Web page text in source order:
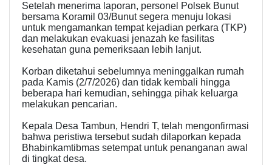
Setelah menerima laporan, personel Polsek Bunut
bersama Koramil 03/Bunut segera menuju lokasi
untuk mengamankan tempat kejadian perkara (TKP)
dan melakukan evakuasi jenazah ke fasilitas
kesehatan guna pemeriksaan lebih lanjut.
Korban diketahui sebelumnya meninggalkan rumah
pada Kamis (2/7/2026) dan tidak kembali hingga
beberapa hari kemudian, sehingga pihak keluarga
melakukan pencarian.
Kepala Desa Tambun, Hendri T, telah mengonfirmasi
bahwa peristiwa tersebut sudah dilaporkan kepada
Bhabinkamtibmas setempat untuk penanganan awal
di tingkat desa.